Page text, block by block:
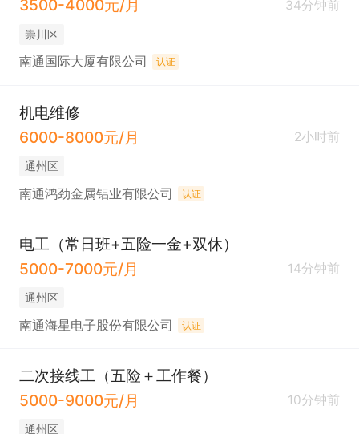
3500-4000元/月
34分钟前
崇川区
南通国际大厦有限公司 认证
机电维修
6000-8000元/月
2小时前
通州区
南通鸿劲金属铝业有限公司 认证
电工（常日班+五险一金+双休）
5000-7000元/月
14分钟前
通州区
南通海星电子股份有限公司 认证
二次接线工（五险＋工作餐）
5000-9000元/月
10分钟前
通州区